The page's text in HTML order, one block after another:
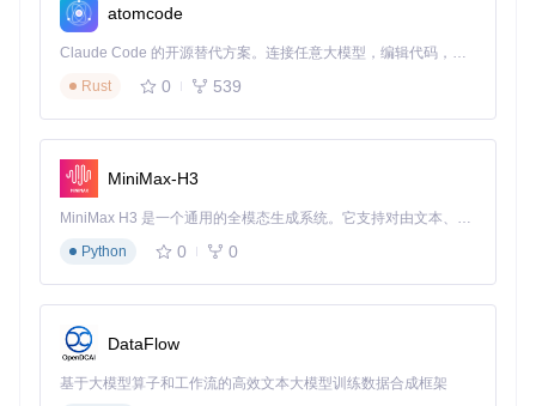
│ 大小 + 名称   ├────>│  哈希值计算    ├────>│  按相似度排序
白话翻译：Czkawka先通过文件大小和名称快速筛选出可疑文
2.2 媒体文件专用识别算法
工具"：
缩放或轻微编辑也能识别
差异哈希（dHash）
识别经过简单处理的重复图片
atomcode
Claude Code 的开源替代方案。连接任意大模型，编辑代码，运行命令，自动验证 — 全自动执行。用 Rust 构建，极致性能。 ｜ An open-source alternative to Claude Code. Connect any LLM, edit code, run commands, and verify changes — autonomously. Built in Rust for speed. Get Started
Rust
0 539
MiniMax-H3
MiniMax H3 是一个通用的全模态生成系统。它支持对由文本、图像、视频和音频组成的多模态上下文进行统一理解，并能生成分辨率高达 2K、时长可达 15 秒的带原生立体声音频的视频。得益于面向任务泛化的系统设计，H3 在预训练阶段就已具备广泛的多模态上下文理解与生成能力，能够出色地执行复杂的多模态指令。
Python
0 0
DataFlow
基于大模型算子和工作流的高效文本大模型训练数据合成框架